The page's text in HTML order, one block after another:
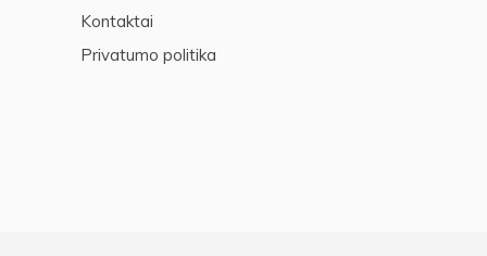
Kontaktai
Privatumo politika